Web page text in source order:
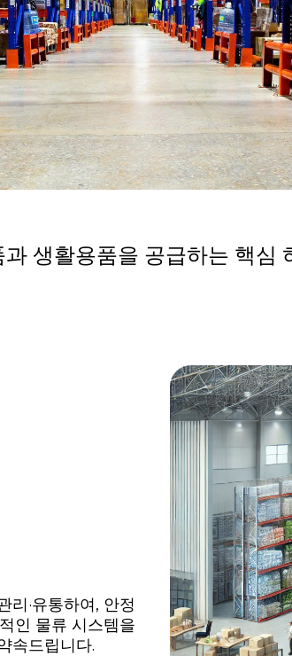
생활용품을 공급하는 핵심
리·유통하여, 안정
인 물류 시스템을
속드립니다.